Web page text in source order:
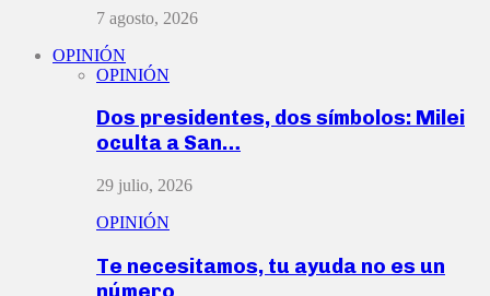
7 agosto, 2026
OPINIÓN
OPINIÓN
Dos presidentes, dos símbolos: Milei
oculta a San…
29 julio, 2026
OPINIÓN
Te necesitamos, tu ayuda no es un
número